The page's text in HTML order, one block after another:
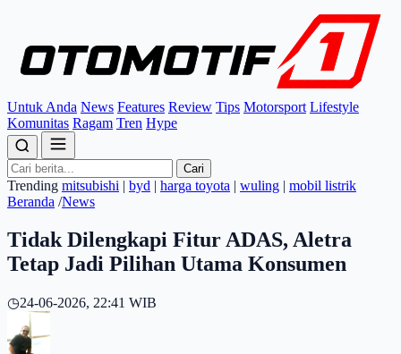
Untuk Anda News Features Review Tips Motorsport Lifestyle
Komunitas Ragam Tren Hype
Cari
Trending mitsubishi | byd | harga toyota | wuling | mobil listrik
Beranda /News
Tidak Dilengkapi Fitur ADAS, Aletra
Tetap Jadi Pilihan Utama Konsumen
◷24-06-2026, 22:41 WIB